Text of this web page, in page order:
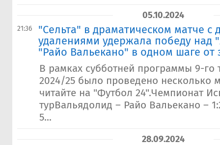
05.10.2024
21:36
"Сельта" в драматическом матче с
удалениями удержала победу над
"Райо Вальекано" в одном шаге от
В рамках субботней программы 9-го
2024/25 было проведено несколько
читайте на "Футбол 24".Чемпионат
турВальядолид – Райо Вальекано –
5...
28.09.2024